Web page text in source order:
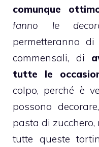
comunque
fanno le
permetteranno
commensali, di
tutte le
colpo, perché è
possono
pasta di zucchero,
tutte queste